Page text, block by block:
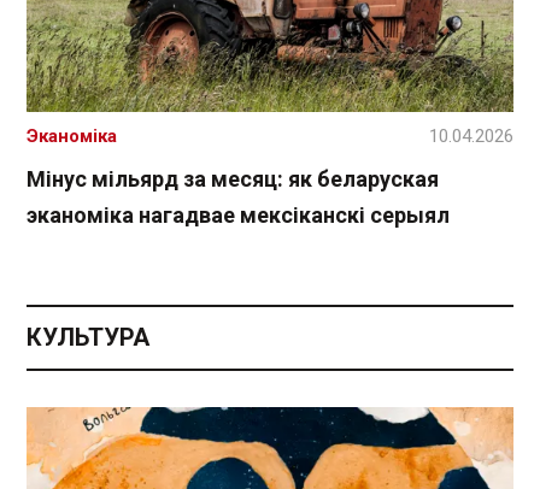
Мінус мільярд за месяц: як беларуская
эканоміка нагадвае мексіканскі серыял
Эканоміка 10.04.2026
КУЛЬТУРА